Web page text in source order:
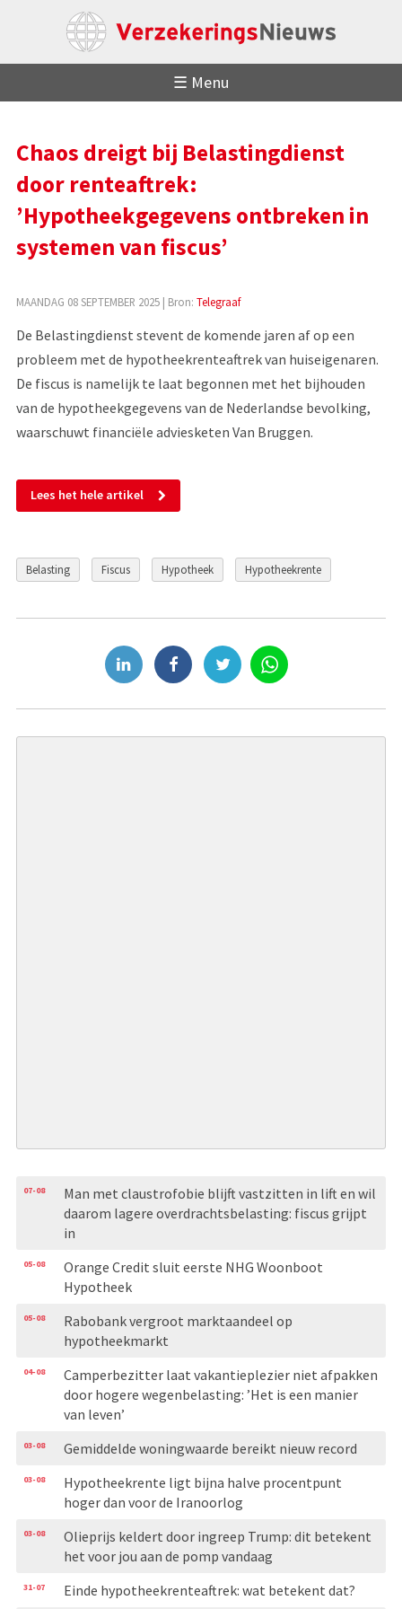
☰ Menu
Chaos dreigt bij Belastingdienst
door renteaftrek:
’Hypotheekgegevens ontbreken in
systemen van fiscus’
MAANDAG 08 SEPTEMBER 2025| Bron: Telegraaf
De Belastingdienst stevent de komende jaren af op een
probleem met de hypotheekrenteaftrek van huiseigenaren.
De fiscus is namelijk te laat begonnen met het bijhouden
van de hypotheekgegevens van de Nederlandse bevolking,
waarschuwt financiële adviesketen Van Bruggen.
Lees het hele artikel
Belasting Fiscus Hypotheek Hypotheekrente
07-08
Man met claustrofobie blijft vastzitten in lift en wil
daarom lagere overdrachtsbelasting: fiscus grijpt
in
05-08
Orange Credit sluit eerste NHG Woonboot
Hypotheek
05-08
Rabobank vergroot marktaandeel op
hypotheekmarkt
04-08
Camperbezitter laat vakantieplezier niet afpakken
door hogere wegenbelasting: ’Het is een manier
van leven’
03-08 Gemiddelde woningwaarde bereikt nieuw record
03-08
Hypotheekrente ligt bijna halve procentpunt
hoger dan voor de Iranoorlog
03-08
Olieprijs keldert door ingreep Trump: dit betekent
het voor jou aan de pomp vandaag
31-07 Einde hypotheekrenteaftrek: wat betekent dat?